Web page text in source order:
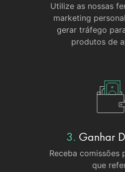
Utilize as nossas
marketing
gerar tráfego
produtos de
3. Ganhar
Receba comissões
que